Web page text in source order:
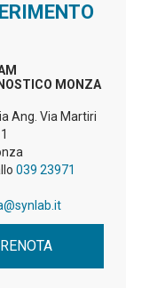
MONZA
Ang. Via Martiri
039 23971